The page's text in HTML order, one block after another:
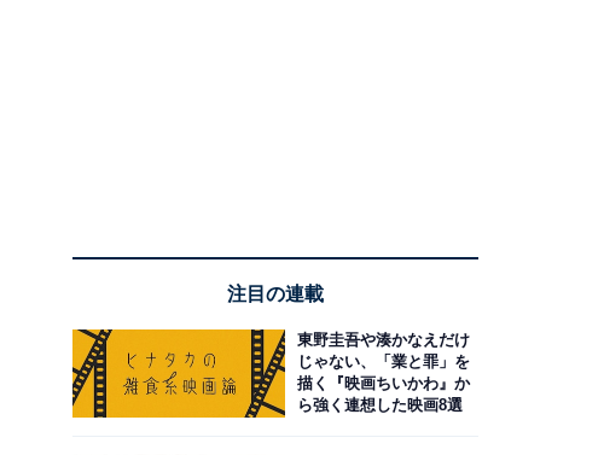
注目の連載
東野圭吾や湊かなえだけ
じゃない、「業と罪」を
描く『映画ちいかわ』か
ら強く連想した映画8選